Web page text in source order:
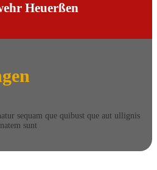
Heuerßen
sequam que quibust que aut ullignis
sunt